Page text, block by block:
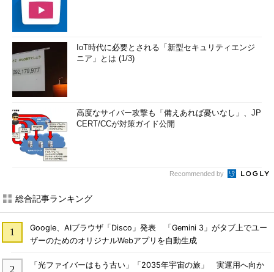
IoT時代に必要とされる「新型セキュリティエンジ
ニア」とは (1/3)
高度なサイバー攻撃も「備えあれば憂いなし」、JP
CERT/CCが対策ガイド公開
Recommended by
総合記事ランキング
Google、AIブラウザ「Disco」発表 「Gemini 3」がタブ上でユー
ザーのためのオリジナルWebアプリを自動生成
「光ファイバーはもう古い」「2035年宇宙の旅」 実運用へ向か